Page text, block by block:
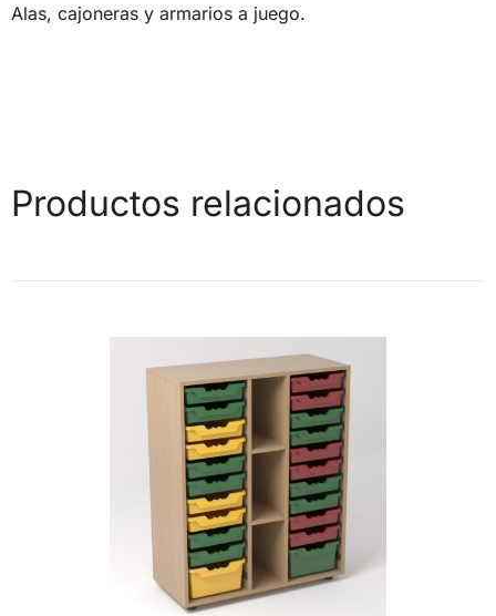
Alas, cajoneras y armarios a juego.
Productos relacionados